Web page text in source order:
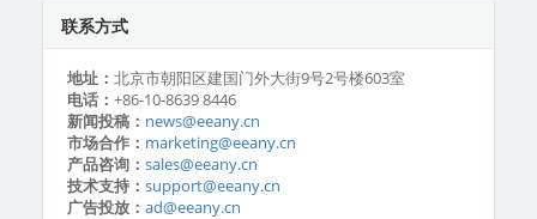
联系方式
地址： 北京市朝阳区建国门外大街9号2号楼603室
电话： +86-10-8639 8446
新闻投稿： news@eeany.cn
市场合作： marketing@eeany.cn
产品咨询： sales@eeany.cn
技术支持： support@eeany.cn
广告投放： ad@eeany.cn